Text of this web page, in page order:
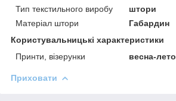
Тип текстильного виробу
штори
Матеріал штори
Габардин
Користувальницькі характеристики
Принти, візерунки
весна-лето
Приховати